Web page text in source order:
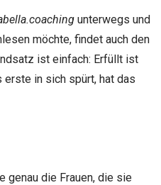
unterwegs und
möchte, findet auch den
ist einfach: Erfüllt ist
erste in sich spürt, hat das
genau die Frauen, die sie